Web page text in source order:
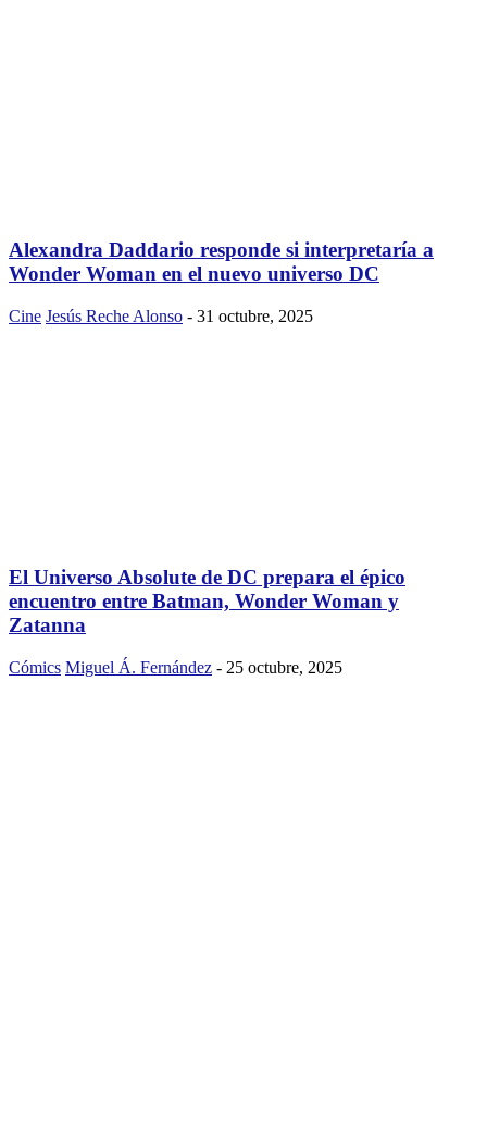
Alexandra Daddario responde si interpretaría a
Wonder Woman en el nuevo universo DC
Cine Jesús Reche Alonso - 31 octubre, 2025
El Universo Absolute de DC prepara el épico
encuentro entre Batman, Wonder Woman y
Zatanna
Cómics Miguel Á. Fernández - 25 octubre, 2025